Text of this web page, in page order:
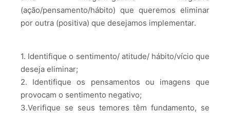
(ação/pensamento/hábito) que queremos eliminar
por outra (positiva) que desejamos implementar.
1. Identifique o sentimento/ atitude/ hábito/vício que
deseja eliminar;
2. Identifique os pensamentos ou imagens que
provocam o sentimento negativo;
3.Verifique se seus temores têm fundamento, se